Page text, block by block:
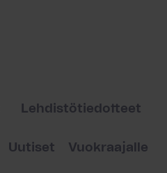
Lehdistötiedotteet
Uutiset Vuokraajalle